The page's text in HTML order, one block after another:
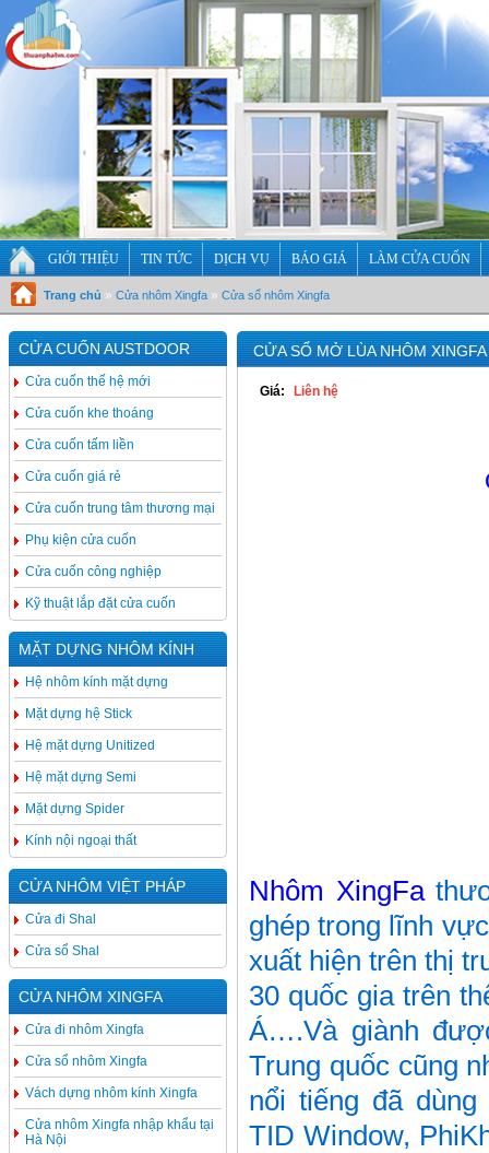
GIỚI THIỆU TIN TỨC DỊCH VỤ BÁO GIÁ LÀM CỬA CUỐN
Trang chủ » Cửa nhôm Xingfa » Cửa sổ nhôm Xingfa
CỬA CUỐN AUSTDOOR
Cửa cuốn thế hệ mới
Cửa cuốn khe thoáng
Cửa cuốn tấm liền
Cửa cuốn giá rẻ
Cửa cuốn trung tâm thương mại
Phụ kiện cửa cuốn
Cửa cuốn công nghiệp
Kỹ thuật lắp đặt cửa cuốn
MẶT DỰNG NHÔM KÍNH
Hệ nhôm kính mặt dựng
Mặt dựng hệ Stick
Hệ mặt dựng Unitized
Hệ mặt dựng Semi
Mặt dựng Spider
Kính nội ngoại thất
CỬA NHÔM VIỆT PHÁP
Cửa đi Shal
Cửa sổ Shal
CỬA NHÔM XINGFA
Cửa đi nhôm Xingfa
Cửa sổ nhôm Xingfa
Vách dựng nhôm kính Xingfa
Cửa nhôm Xingfa nhập khẩu tại
Hà Nội
CỬA SỔ MỞ LÙA NHÔM XINGFA
Giá: Liên hệ
Nhôm XingFa
ghép trong lĩnh
xuất hiện trên thị
30 quốc gia trên
Á….Và giành
Trung quốc cũng
nổi tiếng đã
TID Window,